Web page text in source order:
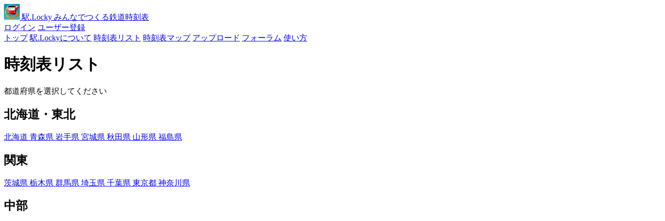
駅.Locky みんなでつくる鉄道時刻表
ログイン ユーザー登録
トップ 駅.Lockyについて 時刻表リスト 時刻表マップ アップロード フォーラム 使い方
時刻表リスト
都道府県を選択してください
北海道・東北
北海道 青森県 岩手県 宮城県 秋田県 山形県 福島県
関東
茨城県 栃木県 群馬県 埼玉県 千葉県 東京都 神奈川県
中部